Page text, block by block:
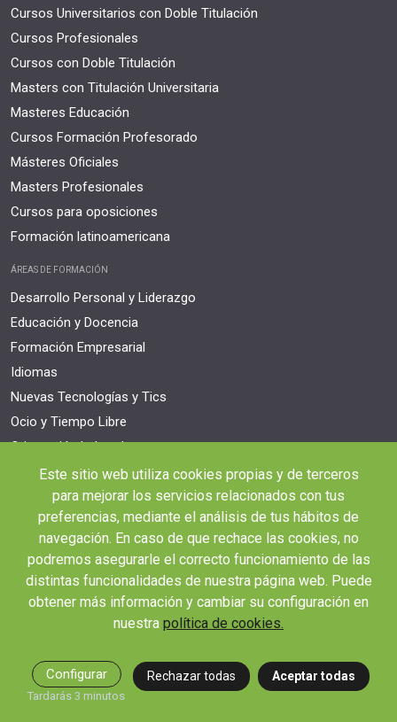
Cursos Universitarios con Doble Titulación
Cursos Profesionales
Cursos con Doble Titulación
Masters con Titulación Universitaria
Masteres Educación
Cursos Formación Profesorado
Másteres Oficiales
Masters Profesionales
Cursos para oposiciones
Formación latinoamericana
ÁREAS DE FORMACIÓN
Desarrollo Personal y Liderazgo
Educación y Docencia
Formación Empresarial
Idiomas
Nuevas Tecnologías y Tics
Ocio y Tiempo Libre
Orientación Laboral
Responsabilidad Social e Intervención
Salud y Actividad Física
Blog
Webinars y podcast
Revista Innovación Educativa
Contexto Educativo
Desistir contrato aquí
Tienes 14 días desde tu matriculación para cancelar sin coste y recibir el
reembolso completo.
Este sitio web utiliza cookies propias y de terceros
para mejorar los servicios relacionados con tus
preferencias, mediante el análisis de tus hábitos de
navegación. En caso de que rechace las cookies, no
podremos asegurarle el correcto funcionamiento de las
distintas funcionalidades de nuestra página web. Puede
obtener más información y cambiar su configuración en
nuestra política de cookies.
Configurar
Tardarás 3 minutos
Rechazar todas Aceptar todas